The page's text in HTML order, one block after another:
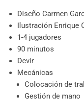
Diseño Carmen
Ilustración Enrique
1-4 jugadores
90 minutos
Devir
Mecánicas
Colocación de
Gestión de mano